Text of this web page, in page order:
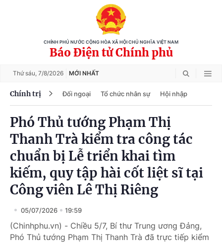
CHÍNH PHỦ NƯỚC CỘNG HÒA XÃ HỘI CHỦ NGHĨA VIỆT NAM
Báo Điện tử Chính phủ
Thứ sáu, 7/8/2026 MỚI NHẤT
Chính trị Đối ngoại Tổ chức nhân sự Hội nhập
Phó Thủ tướng Phạm Thị
Thanh Trà kiểm tra công tác
chuẩn bị Lễ triển khai tìm
kiếm, quy tập hài cốt liệt sĩ tại
Công viên Lê Thị Riêng
05/07/2026 19:59
(Chinhphu.vn) - Chiều 5/7, Bí thư Trung ương Đảng,
Phó Thủ tướng Phạm Thị Thanh Trà đã trực tiếp kiểm